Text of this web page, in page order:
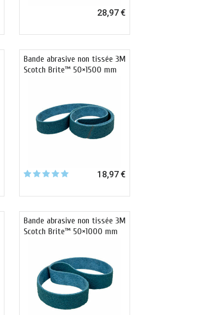
28,97 €
Bande abrasive non tissée 3M
Scotch Brite™ 50×1500 mm
18,97 €
Bande abrasive non tissée 3M
Scotch Brite™ 50×1000 mm